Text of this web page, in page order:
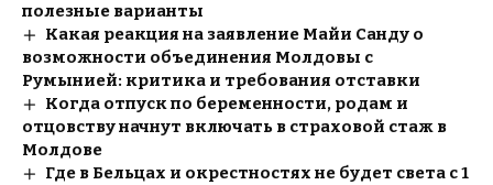
полезные варианты
Какая реакция на заявление Майи Санду о
возможности объединения Молдовы с
Румынией: критика и требования отставки
Когда отпуск по беременности, родам и
отцовству начнут включать в страховой стаж в
Молдове
Где в Бельцах и окрестностях не будет света с 1